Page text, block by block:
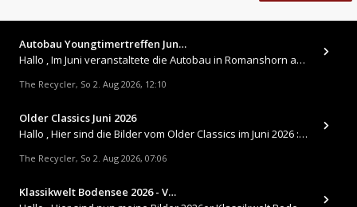
Autobau Youngtimertreffen Jun…
Hallo , Im Juni veranstaltete die Autobau in Romanshorn auf ihrem Gelände ein kleines Youngtimertreffen : https://up.
The Recycler, So 2. Aug 2026, 12:10
Older Classics Juni 2026
​Hallo , Hier sind die Bilder vom Older Classics im Juni 2026 : https://up.picr.de/51155940wd.jpg https://up.pic
The Recycler, So 2. Aug 2026, 07:06
Klassikwelt Bodensee 2026 - V…